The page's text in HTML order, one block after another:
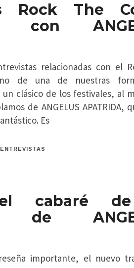
Rock The
con
relacionadas con el
de una de nuestras
clásico de los festivales, al
de ANGELUS APATRIDA,
Es
ENTREVISTAS
cabaré
de
importante, el nuevo